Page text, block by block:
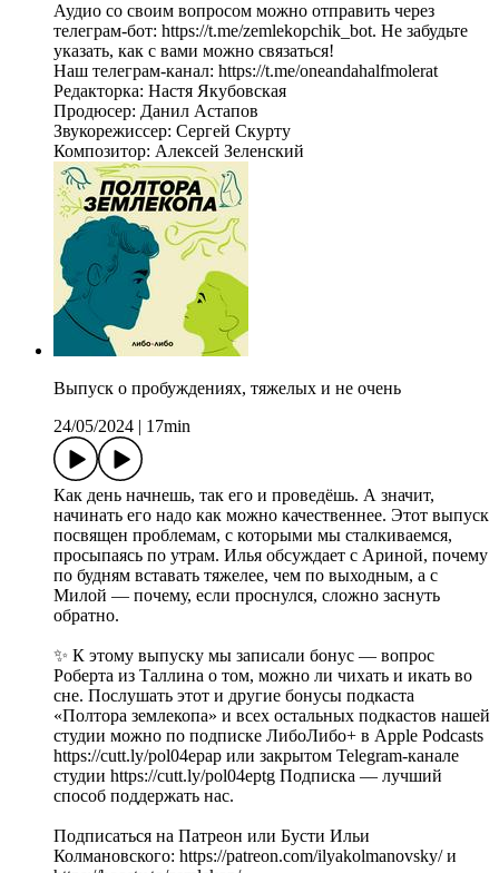
Аудио со своим вопросом можно отправить через
телеграм-бот: https://t.me/zemlekopchik_bot. Не забудьте
указать, как с вами можно связаться!
Наш телеграм-канал: https://t.me/oneandahalfmolerat
Редакторка: Настя Якубовская
Продюсер: Данил Астапов
Звукорежиссер: Сергей Скурту
Композитор: Алексей Зеленский
Выпуск о пробуждениях, тяжелых и не очень
24/05/2024
17min
Как день начнешь, так его и проведёшь. А значит,
начинать его надо как можно качественнее. Этот выпуск
посвящен проблемам, с которыми мы сталкиваемся,
просыпаясь по утрам. Илья обсуждает с Ариной, почему
по будням вставать тяжелее, чем по выходным, а с
Милой — почему, если проснулся, сложно заснуть
обратно.
✨ К этому выпуску мы записали бонус — вопрос
Роберта из Таллина о том, можно ли чихать и икать во
сне. Послушать этот и другие бонусы подкаста
«Полтора землекопа» и всех остальных подкастов нашей
студии можно по подписке ЛибоЛибо+ в Apple Podcasts
https://cutt.ly/pol04epap или закрытом Telegram-канале
студии https://cutt.ly/pol04eptg Подписка — лучший
способ поддержать нас.
Подписаться на Патреон или Бусти Ильи
Колмановского: https://patreon.com/ilyakolmanovsky/ и